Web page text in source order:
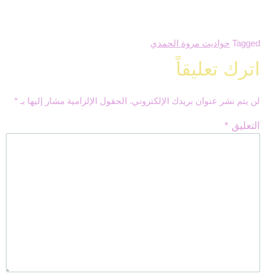
Tagged حواديت مروة الحمدي
اترك تعليقاً
لن يتم نشر عنوان بريدك الإلكتروني. الحقول الإلزامية مشار إليها بـ *
التعليق *